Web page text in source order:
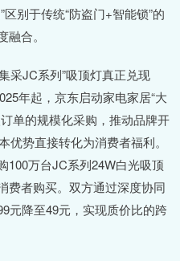
别于传统“防盗门+智能锁”的
合。
采JC系列”吸顶灯真正兑现
年起，京东启动家电家居“大
单的规模化采购，推动品牌开
势直接转化为消费者福利。
100万台JC系列24W白光吸顶
费者购买。双方通过深度协同
元降至49元，实现质价比的跨